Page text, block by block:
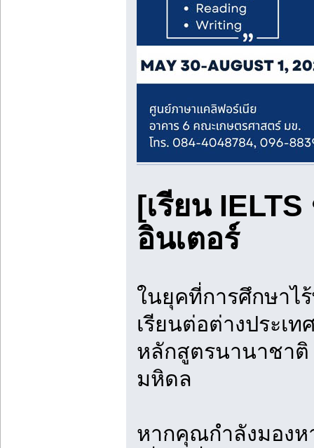
[เรียน
อินเตอร์
ในยุคที่การศึกษาไ
เรียนต่อต่างประเ
หลักสูตรนานาชาติ
มหิดล
หากคุณกำลังมองห